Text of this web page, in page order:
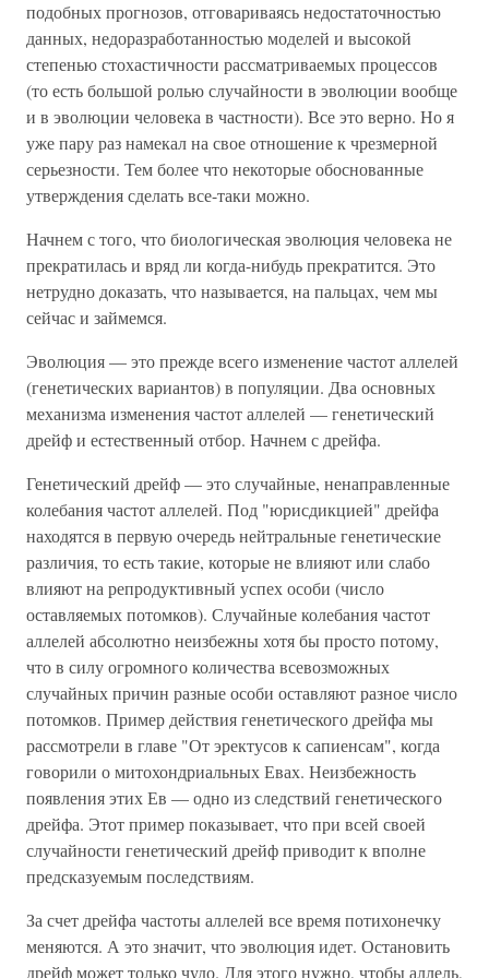
подобных прогнозов, отговариваясь недостаточностью
данных, недоразработанностью моделей и высокой
степенью стохастичности рассматриваемых процессов
(то есть большой ролью случайности в эволюции вообще
и в эволюции человека в частности). Все это верно. Но я
уже пару раз намекал на свое отношение к чрезмерной
серьезности. Тем более что некоторые обоснованные
утверждения сделать все-таки можно.
Начнем с того, что биологическая эволюция человека не
прекратилась и вряд ли когда-нибудь прекратится. Это
нетрудно доказать, что называется, на пальцах, чем мы
сейчас и займемся.
Эволюция — это прежде всего изменение частот аллелей
(генетических вариантов) в популяции. Два основных
механизма изменения частот аллелей — генетический
дрейф и естественный отбор. Начнем с дрейфа.
Генетический дрейф — это случайные, ненаправленные
колебания частот аллелей. Под "юрисдикцией" дрейфа
находятся в первую очередь нейтральные генетические
различия, то есть такие, которые не влияют или слабо
влияют на репродуктивный успех особи (число
оставляемых потомков). Случайные колебания частот
аллелей абсолютно неизбежны хотя бы просто потому,
что в силу огромного количества всевозможных
случайных причин разные особи оставляют разное число
потомков. Пример действия генетического дрейфа мы
рассмотрели в главе "От эректусов к сапиенсам", когда
говорили о митохондриальных Евах. Неизбежность
появления этих Ев — одно из следствий генетического
дрейфа. Этот пример показывает, что при всей своей
случайности генетический дрейф приводит к вполне
предсказуемым последствиям.
За счет дрейфа частоты аллелей все время потихонечку
меняются. А это значит, что эволюция идет. Остановить
дрейф может только чудо. Для этого нужно, чтобы аллель,